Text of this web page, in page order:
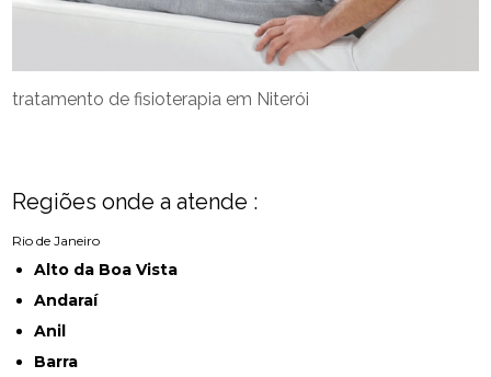
tratamento de fisioterapia em Niterói
Regiões onde a atende :
Rio de Janeiro
Alto da Boa Vista
Andaraí
Anil
Barra